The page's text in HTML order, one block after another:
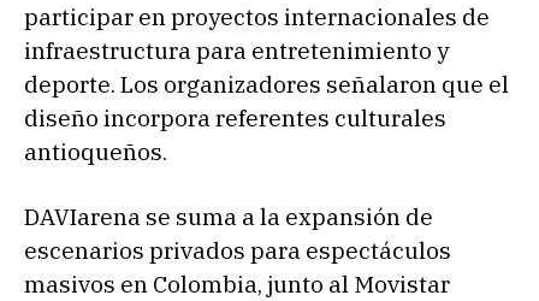
participar en proyectos internacionales de
infraestructura para entretenimiento y
deporte. Los organizadores señalaron que el
diseño incorpora referentes culturales
antioqueños.
DAVIarena se suma a la expansión de
escenarios privados para espectáculos
masivos en Colombia, junto al Movistar